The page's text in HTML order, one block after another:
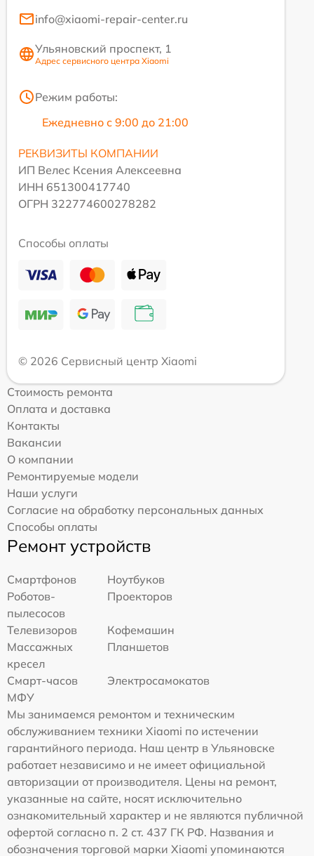
info@xiaomi-repair-center.ru
Ульяновский проспект, 1
Адрес сервисного центра Xiaomi
Режим работы:
Ежедневно с 9:00 до 21:00
РЕКВИЗИТЫ КОМПАНИИ
ИП Велес Ксения Алексеевна
ИНН 651300417740
ОГРН 322774600278282
Способы оплаты
© 2026 Сервисный центр Xiaomi
Стоимость ремонта
Оплата и доставка
Контакты
Вакансии
О компании
Ремонтируемые модели
Наши услуги
Согласие на обработку персональных данных
Способы оплаты
Ремонт устройств
Смартфонов
Ноутбуков
Роботов-
пылесосов
Проекторов
Телевизоров
Кофемашин
Массажных
кресел
Планшетов
Смарт-часов
Электросамокатов
МФУ
Мы занимаемся ремонтом и техническим
обслуживанием техники Xiaomi по истечении
гарантийного периода. Наш центр в Ульяновске
работает независимо и не имеет официальной
авторизации от производителя. Цены на ремонт,
указанные на сайте, носят исключительно
ознакомительный характер и не являются публичной
офертой согласно п. 2 ст. 437 ГК РФ. Названия и
обозначения торговой марки Xiaomi упоминаются